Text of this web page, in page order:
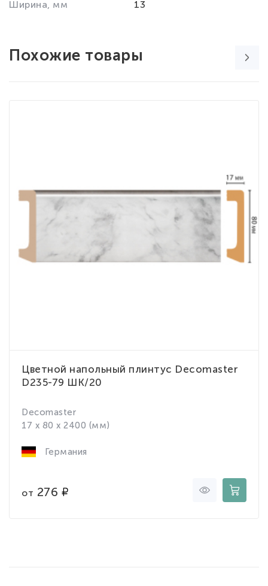
Ширина, мм 13
Похожие товары
Цветной напольный плинтус Decomaster
D235-79 ШК/20
Decomaster
17 x 80 x 2400 (мм)
Германия
от 276